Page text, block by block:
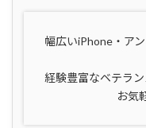
幅広いiPhone・ア
経験豊富なベテラ
お気